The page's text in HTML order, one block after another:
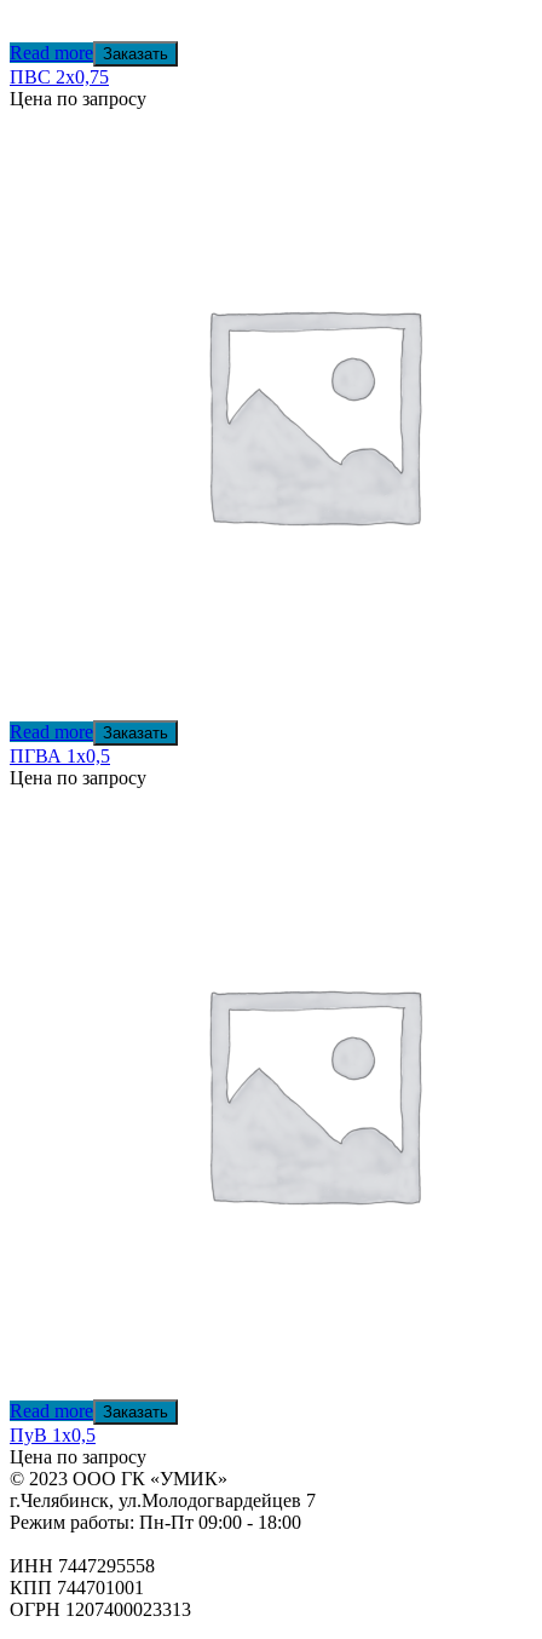
Read more Заказать
ПВС 2х0,75
Цена по запросу
Read more Заказать
ПГВА 1х0,5
Цена по запросу
Read more Заказать
ПуВ 1х0,5
Цена по запросу
© 2023 ООО ГК «УМИК»
г.Челябинск, ул.Молодогвардейцев 7
Режим работы: Пн-Пт 09:00 - 18:00
ИНН 7447295558
КПП 744701001
ОГРН 1207400023313